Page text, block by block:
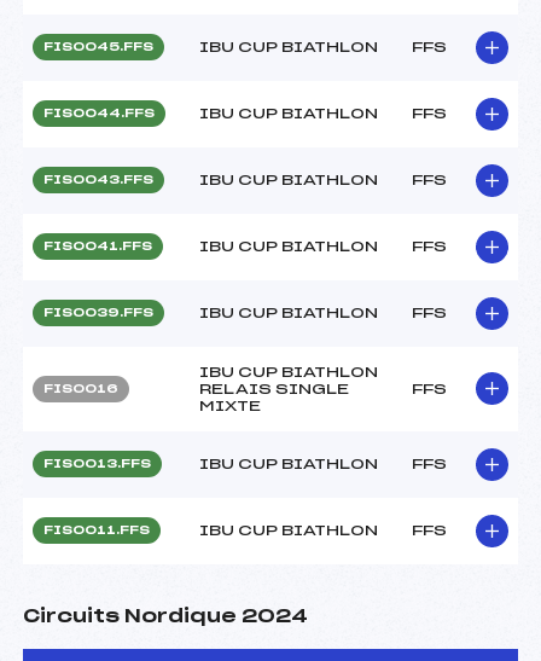
FIS0045.FFS IBU CUP BIATHLON FFS
FIS0044.FFS IBU CUP BIATHLON FFS
FIS0043.FFS IBU CUP BIATHLON FFS
FIS0041.FFS IBU CUP BIATHLON FFS
FIS0039.FFS IBU CUP BIATHLON FFS
FIS0016
IBU CUP BIATHLON
RELAIS SINGLE
MIXTE
FFS
FIS0013.FFS IBU CUP BIATHLON FFS
FIS0011.FFS IBU CUP BIATHLON FFS
Circuits Nordique 2024